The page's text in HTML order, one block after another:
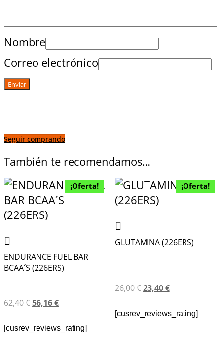
Nombre
Correo electrónico
Seguir comprando
También te recomendamos…
¡Oferta!
ENDURANCE FUEL BAR
BCAA´S (226ERS)
62,40€56,16€
[cusrev_reviews_rating]
¡Oferta!
GLUTAMINA (226ERS)
26,00€23,40€
[cusrev_reviews_rating]